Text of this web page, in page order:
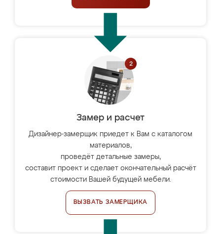
Замер и расчет
Дизайнер-замерщик приедет к Вам с каталогом
материалов,
проведёт детальные замеры,
составит проект и сделает окончательный расчёт
стоимости Вашей будущей мебели.
ВЫЗВАТЬ ЗАМЕРЩИКА